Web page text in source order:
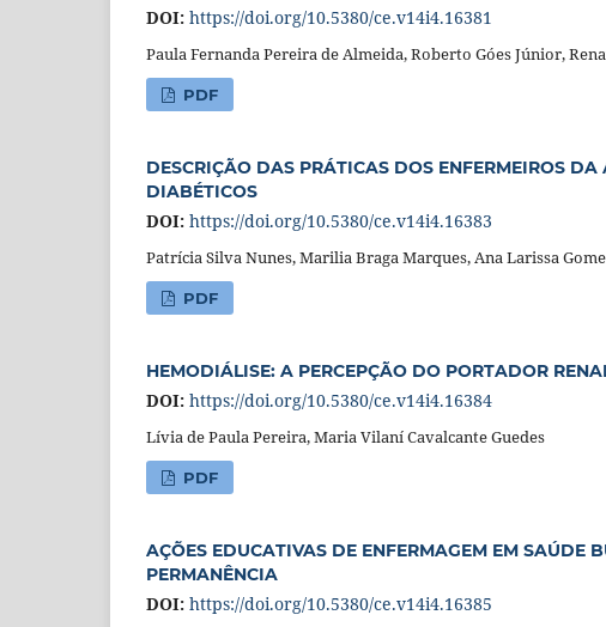
DOI: https://doi.org/10.5380/ce.v14i4.16381
Paula Fernanda Pereira de Almeida, Roberto Góes Júnior,
PDF
DESCRIÇÃO DAS PRÁTICAS DOS ENFERMEIROS
DIABÉTICOS
DOI: https://doi.org/10.5380/ce.v14i4.16383
Patrícia Silva Nunes, Marilia Braga Marques, Ana Larissa
PDF
HEMODIÁLISE: A PERCEPÇÃO DO PORTADOR
DOI: https://doi.org/10.5380/ce.v14i4.16384
Lívia de Paula Pereira, Maria Vilaní Cavalcante Guedes
PDF
AÇÕES EDUCATIVAS DE ENFERMAGEM EM SAÚDE
PERMANÊNCIA
DOI: https://doi.org/10.5380/ce.v14i4.16385